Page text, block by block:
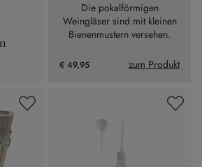
Die pokalförmigen
Weingläser sind mit kleinen
Bienenmustern versehen.
€ 49,95 zum Produkt